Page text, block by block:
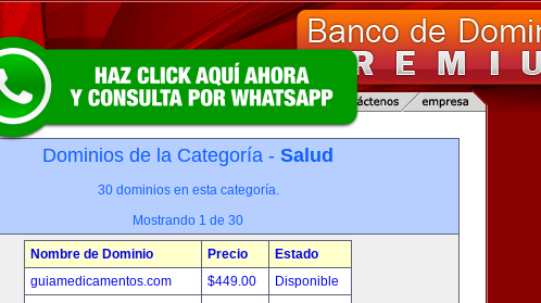
Dominios de la Categoría - Salud
30 dominios en esta categoría.
Mostrando 1 de 30
Nombre de Dominio Precio
Estado
guiamedicamentos.com
$449.00
Disponible